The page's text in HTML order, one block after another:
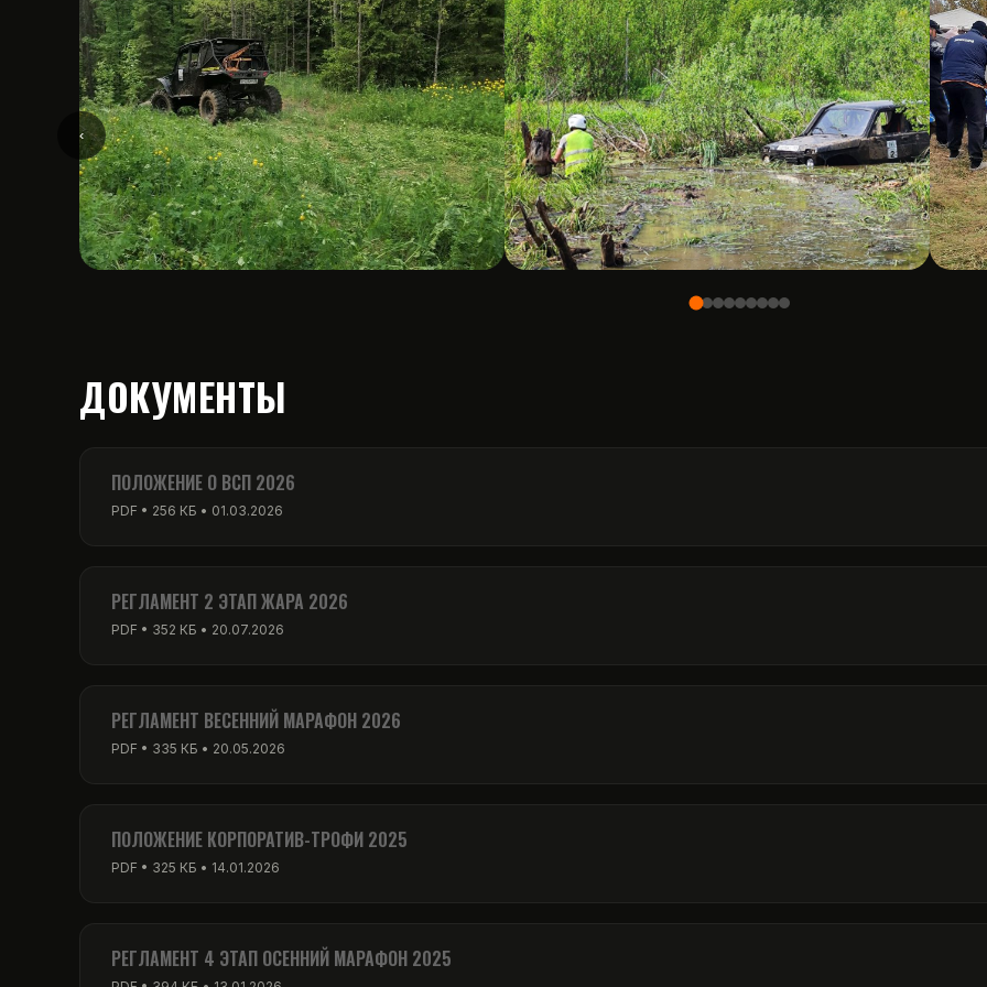
‹
ДОКУМЕНТЫ
ПОЛОЖЕНИЕ О ВСП 2026
PDF • 256 КБ • 01.03.2026
РЕГЛАМЕНТ 2 ЭТАП ЖАРА 2026
PDF • 352 КБ • 20.07.2026
РЕГЛАМЕНТ ВЕСЕННИЙ МАРАФОН 2026
PDF • 335 КБ • 20.05.2026
ПОЛОЖЕНИЕ КОРПОРАТИВ-ТРОФИ 2025
PDF • 325 КБ • 14.01.2026
РЕГЛАМЕНТ 4 ЭТАП ОСЕННИЙ МАРАФОН 2025